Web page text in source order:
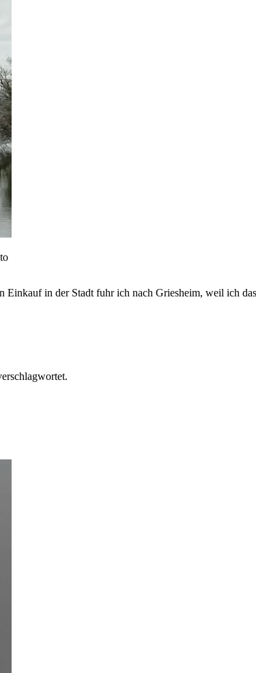
in der Stadt fuhr ich nach Griesheim, weil ich